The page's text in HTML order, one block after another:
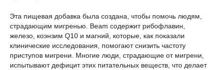
Эта пищевая добавка была создана, чтобы помочь людям,
страдающим мигренью. Beam содержит рибофлавин,
железо, коэнзим Q10 и магний, которые, как показали
клинические исследования, помогают снизить частоту
приступов мигрени. Многие люди, страдающие от мигрени,
испытывают дефицит этих питательных веществ, что делает